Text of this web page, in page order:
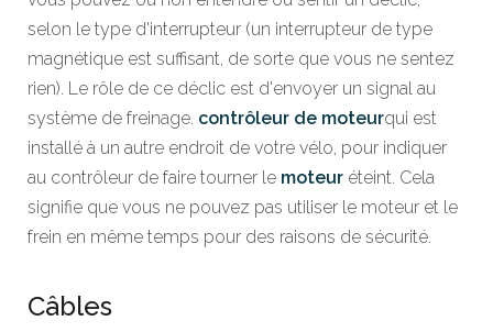
selon le type d'interrupteur (un interrupteur de type
magnétique est suffisant, de sorte que vous ne sentez
rien). Le rôle de ce déclic est d'envoyer un signal au
système de freinage. contrôleur de moteurqui est
installé à un autre endroit de votre vélo, pour indiquer
au contrôleur de faire tourner le moteur éteint. Cela
signifie que vous ne pouvez pas utiliser le moteur et le
frein en même temps pour des raisons de sécurité.
Câbles